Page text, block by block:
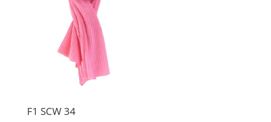
F1 SCW 34